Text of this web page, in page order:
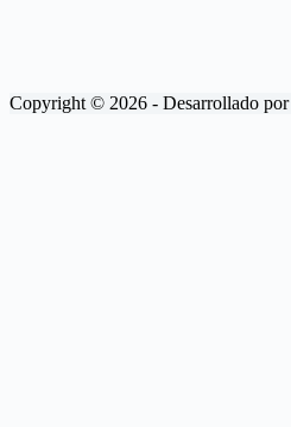
Copyright © 2026 - Desarrollado por